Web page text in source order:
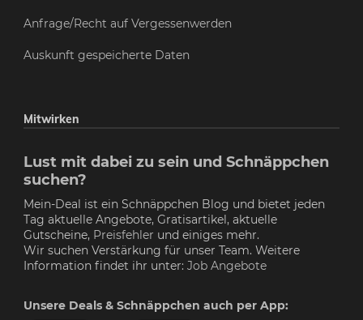
Anfrage/Recht auf Vergessenwerden
Auskunft gespeicherte Daten
Mitwirken
Lust mit dabei zu sein und Schnäppchen
suchen?
Mein-Deal ist ein Schnäppchen Blog und bietet jeden
Tag aktuelle Angebote, Gratisartikel, aktuelle
Gutscheine, Preisfehler und einiges mehr.
Wir suchen Verstärkung für unser Team. Weitere
Information findet ihr unter: Job Angebote
Unsere Deals & Schnäppchen auch per App: